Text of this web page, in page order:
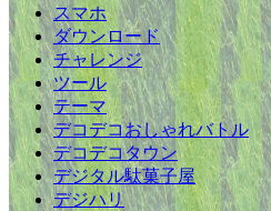
スマホ
ダウンロード
チャレンジ
ツール
テーマ
デコデコおしゃれバトル
デコデコタウン
デジタル駄菓子屋
デジハリ